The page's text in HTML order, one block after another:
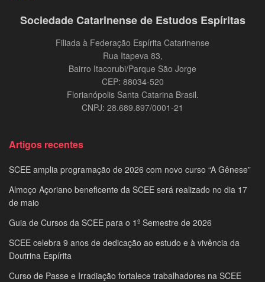
Sociedade Catarinense de Estudos Espíritas
Filiada à Federação Espírita Catarinense
Rua Itapeva 83,
Bairro Itacorubi/Parque São Jorge
CEP: 88034-520
Florianópolis Santa Catarina Brasil.
CNPJ: 28.689.897/0001-21
Artigos recentes
SCEE amplia programação de 2026 com novo curso “A Gênese”
Almoço Açoriano beneficente da SCEE será realizado no dia 17
de maio
Guia de Cursos da SCEE para o 1º Semestre de 2026
SCEE celebra 9 anos de dedicação ao estudo e à vivência da
Doutrina Espírita
Curso de Passe e Irradiação fortalece trabalhadores na SCEE